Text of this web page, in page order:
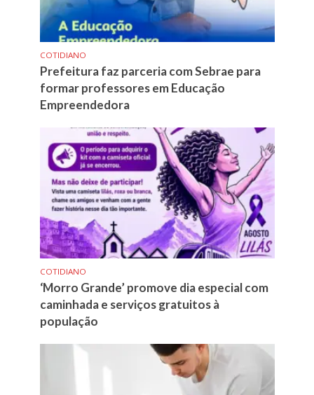
COTIDIANO
Prefeitura faz parceria com Sebrae para
formar professores em Educação
Empreendedora
COTIDIANO
‘Morro Grande’ promove dia especial com
caminhada e serviços gratuitos à
população